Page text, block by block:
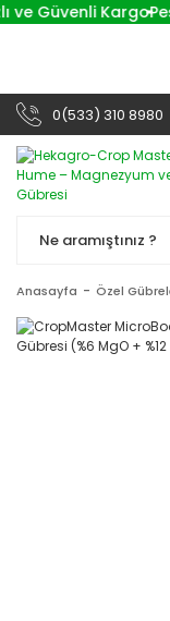
ve Güvenli Kargo
0(533) 310 8980
Anasayfa Özel